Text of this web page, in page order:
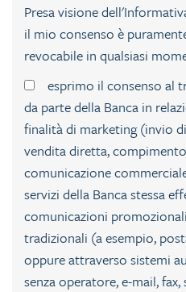
Presa visione
il mio consenso è
revocabile in qualsiasi
esprimo il consenso al
da parte della Banca in
finalità di marketing (invio
vendita diretta,
comunicazione
servizi della Banca stessa
comunicazioni
tradizionali (a esempio,
oppure attraverso sistemi
senza operatore, e-mail, fax,